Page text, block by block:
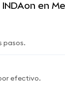
en
pasos.
efectivo.